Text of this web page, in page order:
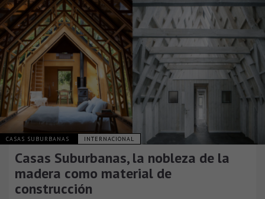
CASAS SUBURBANAS INTERNACIONAL
Casas Suburbanas, la nobleza de la
madera como material de
construcción